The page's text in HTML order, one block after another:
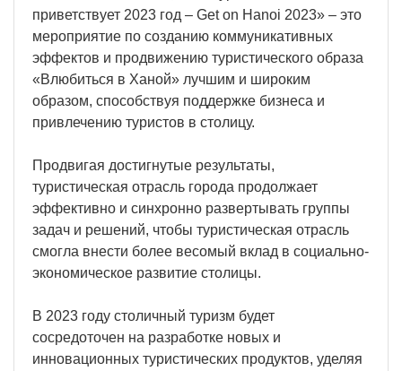
приветствует 2023 год – Get on Hanoi 2023» – это
мероприятие по созданию коммуникативных
эффектов и продвижению туристического образа
«Влюбиться в Ханой» лучшим и широким
образом, способствуя поддержке бизнеса и
привлечению туристов в столицу.
Продвигая достигнутые результаты,
туристическая отрасль города продолжает
эффективно и синхронно развертывать группы
задач и решений, чтобы туристическая отрасль
смогла внести более весомый вклад в социально-
экономическое развитие столицы.
В 2023 году столичный туризм будет
сосредоточен на разработке новых и
инновационных туристических продуктов, уделяя